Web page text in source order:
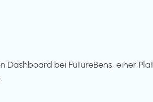
bei FutureBens, einer